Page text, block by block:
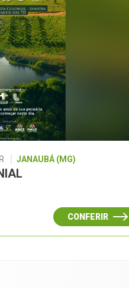
JANAUBÁ (MG)
CONFERIR